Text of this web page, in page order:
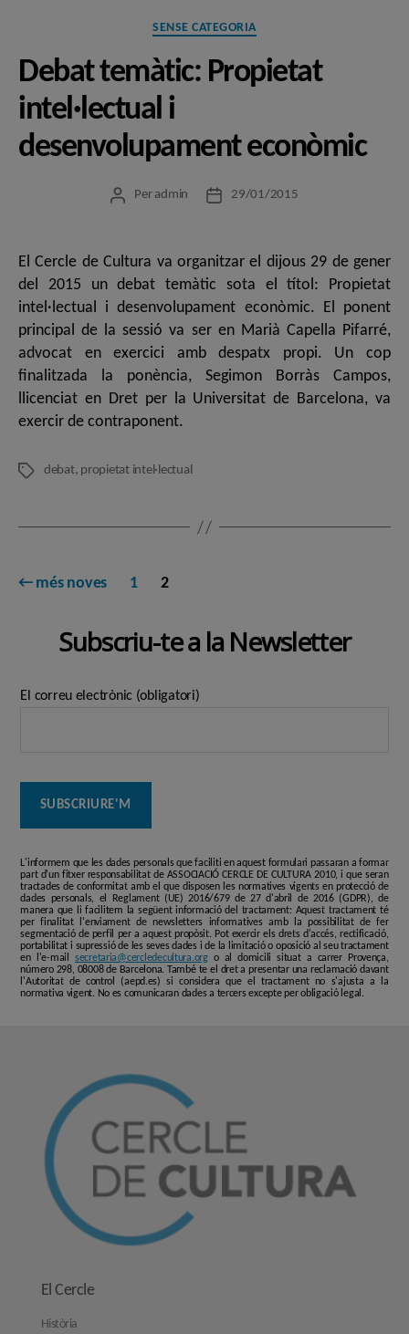
Categories
SENSE CATEGORIA
Debat temàtic: Propietat
intel·lectual i
desenvolupament econòmic
Autor
Per admin
Data29/01/2015
El Cercle de Cultura va organitzar el dijous 29 de gener
del 2015 un debat temàtic sota el títol: Propietat
intel·lectual i desenvolupament econòmic. El ponent
principal de la sessió va ser en Marià Capella Pifarré,
advocat en exercici amb despatx propi. Un cop
finalitzada la ponència, Segimon Borràs Campos,
llicenciat en Dret per la Universitat de Barcelona, va
exercir de contraponent.
Etiquetes
debat, propietat intel·lectual
Paginació
entrades
← més noves 1 2
Subscriu-te a la Newsletter
El correu electrònic (obligatori)
L'informem que les dades personals que faciliti en aquest formulari passaran a formar
part d'un fitxer responsabilitat de ASSOCIACIÓ CERCLE DE CULTURA 2010, i que seran
tractades de conformitat amb el que disposen les normatives vigents en protecció de
dades personals, el Reglament (UE) 2016/679 de 27 d'abril de 2016 (GDPR), de
manera que li facilitem la següent informació del tractament: Aquest tractament té
per finalitat l'enviament de newsletters informatives amb la possibilitat de fer
segmentació de perfil per a aquest propòsit. Pot exercir els drets d'accés, rectificació,
portabilitat i supressió de les seves dades i de la limitació o oposició al seu tractament
en l'e-mail secretaria@cercledecultura.orgo al domicili situat a carrer Provença,
número 298, 08008 de Barcelona. També te el dret a presentar una reclamació davant
l'Autoritat de control (aepd.es) si considera que el tractament no s'ajusta a la
normativa vigent. No es comunicaran dades a tercers excepte per obligació legal.
El Cercle
Història